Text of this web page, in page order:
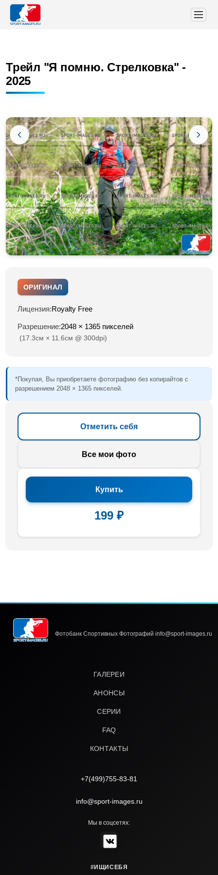
Трейл "Я помню. Стрелковка" -
2025
ОРИГИНАЛ
Лицензия:Royalty Free
Разрешение:2048 × 1365 пикселей
(17.3см × 11.6см @ 300dpi)
*Покупая, Вы приобретаете фотографию без копирайтов с
разрешением 2048 × 1365 пикселей.
Отметить себя
Все мои фото
Купить
199 ₽
Фотобанк Спортивных Фотографий info@sport-images.ru
ГАЛЕРЕИ
АНОНСЫ
СЕРИИ
FAQ
КОНТАКТЫ
+7(499)755-83-81
info@sport-images.ru
Мы в соцсетях:
#ИЩИСЕБЯ